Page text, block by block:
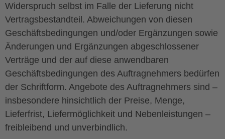
Widerspruch selbst im Falle der Lieferung nicht
Vertragsbestandteil. Abweichungen von diesen
Geschäftsbedingungen und/oder Ergänzungen sowie
Änderungen und Ergänzungen abgeschlossener
Verträge und der auf diese anwendbaren
Geschäftsbedingungen des Auftragnehmers bedürfen
der Schriftform. Angebote des Auftragnehmers sind –
insbesondere hinsichtlich der Preise, Menge,
Lieferfrist, Liefermöglichkeit und Nebenleistungen –
freibleibend und unverbindlich.